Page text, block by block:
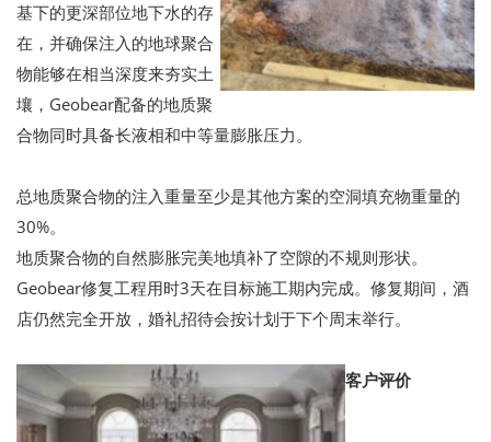
基下的更深部位地下水的存
在，并确保注入的地球聚合
物能够在相当深度来夯实土
壤，Geobear配备的地质聚
合物同时具备长液相和中等量膨胀压力。
总地质聚合物的注入重量至少是其他方案的空洞填充物重量的
30%。
地质聚合物的自然膨胀完美地填补了空隙的不规则形状。
Geobear修复工程用时3天在目标施工期内完成。修复期间，酒
店仍然完全开放，婚礼招待会按计划于下个周末举行。
客户评价